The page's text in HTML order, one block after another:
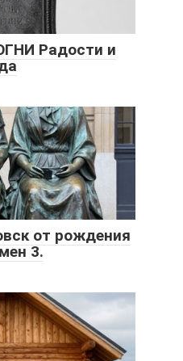
Радости и
от рождения
3.